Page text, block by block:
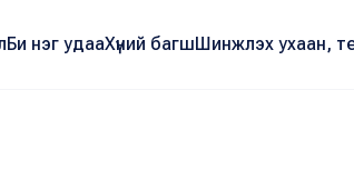
Би нэг удааХүний багшШинжлэх ухаан,